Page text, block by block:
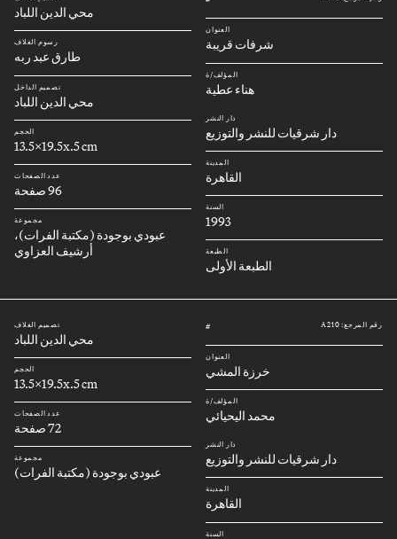
العنوان
شرفات قريبة
المؤلف/ة
هناء عطية
دار النشر
دار شرقيات للنشر والتوزيع
المدينة
القاهرة
السنة
1993
الطبعة
الطبعة الأولى
محي الدين اللباد
رسوم الغلاف
طارق عبد ربه
تصميم الداخل
محي الدين اللباد
الحجم
13.5x19.5x.5 cm
عدد الصفحات
96 صفحة
مجموعة
عبودي بوجودة (مكتبة الفرات)،
أرشيف العزاوي
رقم المرجع: A210 #
العنوان
خرزة المشي
المؤلف/ة
محمد اليحيائي
دار النشر
دار شرقيات للنشر والتوزيع
المدينة
القاهرة
السنة
تصميم الغلاف
محي الدين اللباد
الحجم
13.5x19.5x.5 cm
عدد الصفحات
72 صفحة
مجموعة
عبودي بوجودة (مكتبة الفرات)